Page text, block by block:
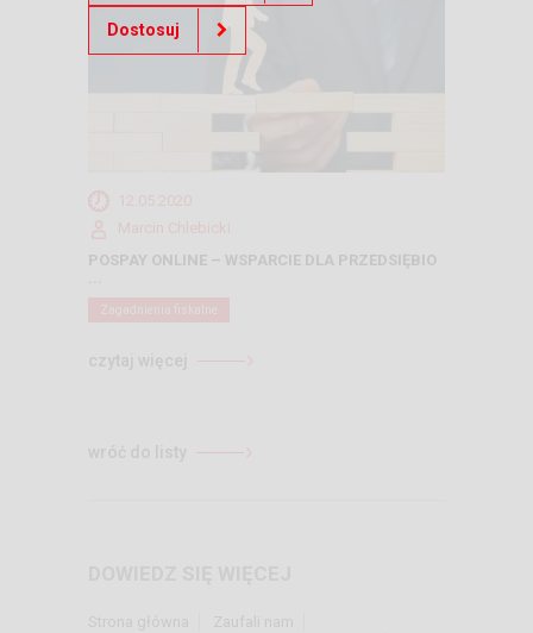
POSPAY ONLINE – WSPARCIE DLA PRZEDSIĘBIO
Dostosuj